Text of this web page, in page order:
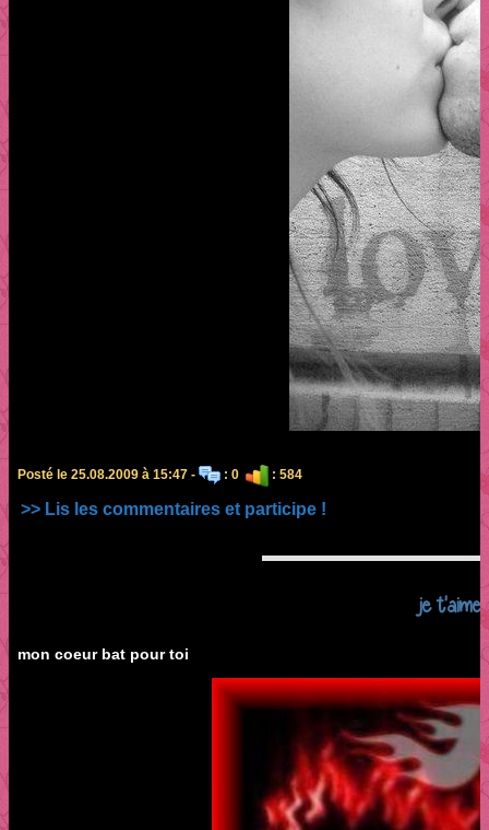
Posté le 25.08.2009 à 15:47 - : 0 : 584
>> Lis les commentaires et participe !
je t'aime!!
mon coeur bat pour toi